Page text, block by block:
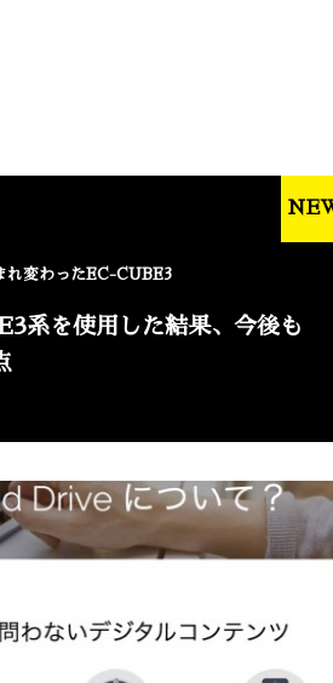
れ変わったEC-CUBE3
系を使用した結果、今後も